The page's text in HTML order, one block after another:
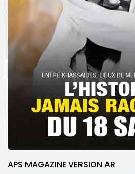
APS MAGAZINE VERSION AR